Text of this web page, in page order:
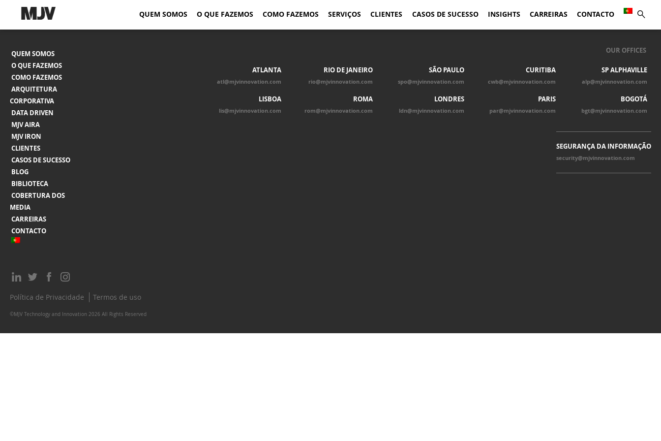
QUEM SOMOS O QUE FAZEMOS COMO FAZEMOS SERVIÇOS CLIENTES CASOS DE SUCESSO INSIGHTS CARREIRAS CONTACTO
QUEM SOMOS
O QUE FAZEMOS
COMO FAZEMOS
ARQUITETURA
CORPORATIVA
DATA DRIVEN
MJV AIRA
MJV IRON
CLIENTES
CASOS DE SUCESSO
BLOG
BIBLIOTECA
COBERTURA DOS
MEDIA
CARREIRAS
CONTACTO
OUR OFFICES
ATLANTA
atl@mjvinnovation.com
RIO DE JANEIRO
rio@mjvinnovation.com
SÃO PAULO
spo@mjvinnovation.com
CURITIBA
cwb@mjvinnovation.com
SP ALPHAVILLE
alp@mjvinnovation.com
LISBOA
lis@mjvinnovation.com
ROMA
rom@mjvinnovation.com
LONDRES
ldn@mjvinnovation.com
PARIS
par@mjvinnovation.com
BOGOTÁ
bgt@mjvinnovation.com
SEGURANÇA DA INFORMAÇÃO
security@mjvinnovation.com
Política de Privacidade Termos de uso
©MJV Technology and Innovation 2026 All Rights Reserved